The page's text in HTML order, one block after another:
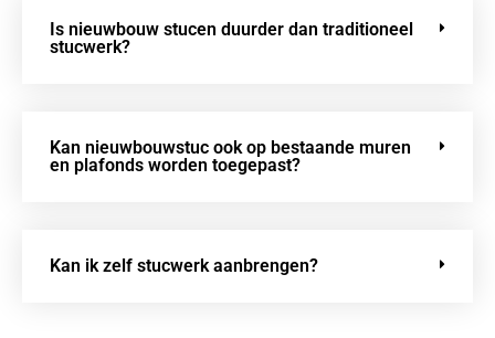
Is nieuwbouw stucen duurder dan traditioneel
stucwerk?
Kan nieuwbouwstuc ook op bestaande muren
en plafonds worden toegepast?
Kan ik zelf stucwerk aanbrengen?